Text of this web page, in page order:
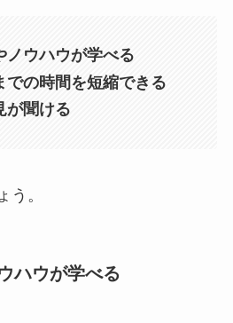
ノウハウが学べる
での時間を短縮できる
が聞ける
う。
ハウが学べる